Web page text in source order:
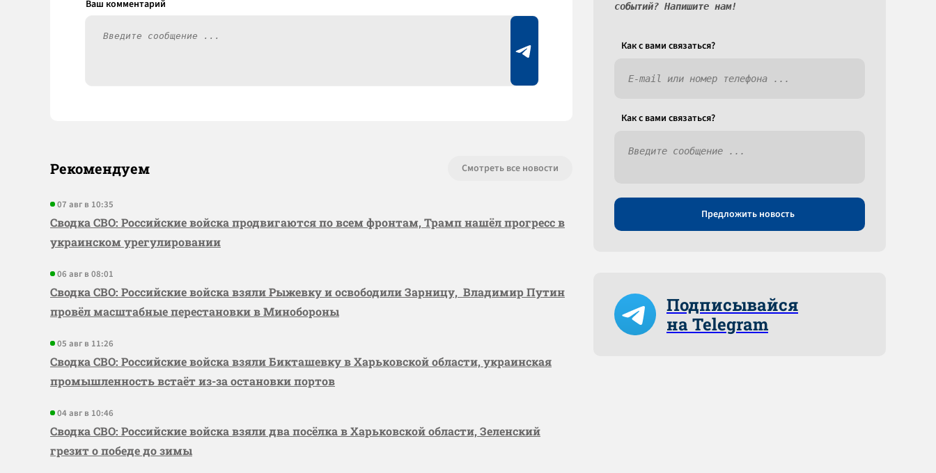
Рекомендуем Смотреть все новости
07 авг в 10:35
Сводка СВО: Российские войска продвигаются по всем фронтам, Трамп нашёл прогресс в
украинском урегулировании
06 авг в 08:01
Сводка СВО: Российские войска взяли Рыжевку и освободили Зарницу, Владимир Путин
провёл масштабные перестановки в Минобороны
05 авг в 11:26
Сводка СВО: Российские войска взяли Бикташевку в Харьковской области, украинская
промышленность встаёт из-за остановки портов
04 авг в 10:46
Сводка СВО: Российские войска взяли два посёлка в Харьковской области, Зеленский
грезит о победе до зимы
событий? Напишите нам!
Как c вами связаться?
Как c вами связаться?
Предложить новость
Подписывайся
на Telegram